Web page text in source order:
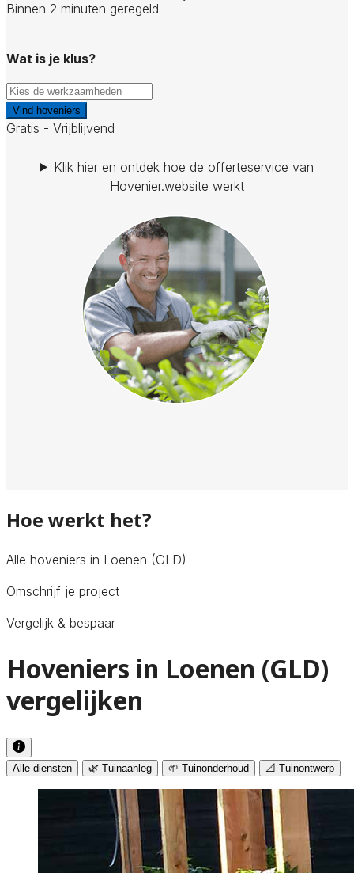
Binnen 2 minuten geregeld
Wat is je klus?
Vind hoveniers
Gratis - Vrijblijvend
Klik hier en ontdek hoe de offerteservice van
Hovenier.website werkt
Hoe werkt het?
Alle hoveniers in Loenen (GLD)
Omschrijf je project
Vergelijk & bespaar
Hoveniers in Loenen (GLD)
vergelijken
Alle diensten 🌿 Tuinaanleg 🌱 Tuinonderhoud 📐 Tuinontwerp